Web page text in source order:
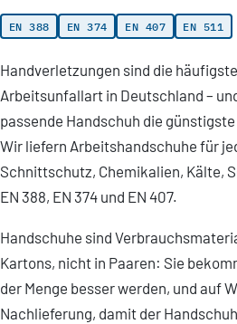
EN 388 EN 374 EN 407 EN 511
Handverletzungen sind die
Arbeitsunfallart in Deutschland –
passende Handschuh die
Wir liefern Arbeitshandschuhe für
Schnittschutz, Chemikalien, Kälte,
EN 388, EN 374 und EN 407.
Handschuhe sind
Kartons, nicht in Paaren: Sie
der Menge besser werden, und auf
Nachlieferung, damit der